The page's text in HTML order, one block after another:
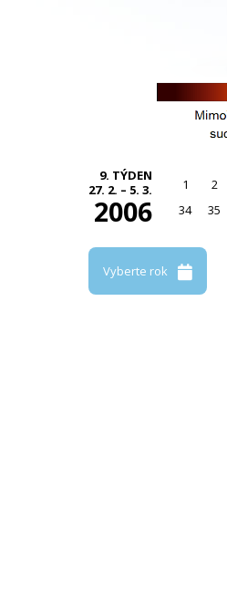
9. TÝDEN
27. 2. – 5. 3.
2006
1 2
34
35
Vyberte rok